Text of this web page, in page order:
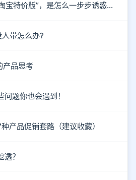
用AARRR模型拆解 “淘宝特价版”，是怎么一步步诱惑你下单的？
带怎么办?
产品思考
题你也会遇到！
产品促销套路（建议收藏）
？